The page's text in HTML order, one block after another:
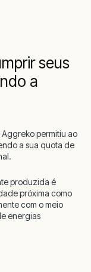
seus
a
permitiu ao
a sua quota de
produzida é
próxima como
com o meio
energias